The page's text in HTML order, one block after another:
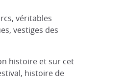
véritables
vestiges des
histoire et sur cet
histoire de